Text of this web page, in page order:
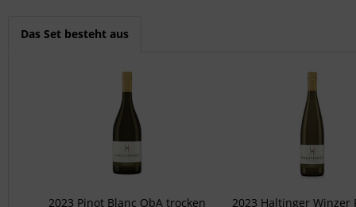
Das Set besteht aus
2023 Pinot Blanc QbA trocken
2023 Haltinger Winzer